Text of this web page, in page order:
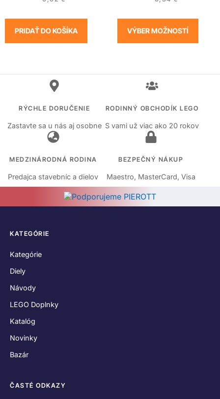
PRIDAŤ DO KOŠÍKA VÝBER MOŽNOSTÍ
RÝCHLE DORUČENIE
Zastavte sa u nás aj osobne
RODINNÝ OBCHODÍK LEGO
S vami už viac ako 20 rokov
MEDZINÁRODNÁ RODINA
Predajca stavebníc a dielov
BEZPEČNÝ NÁKUP
Maestro, MasterCard, Visa
KATEGÓRIE
Kategórie
Diely
Návody
LEGO Doplnky
Katalóg
Novinky
Bazár
ČASTÉ ODKAZY